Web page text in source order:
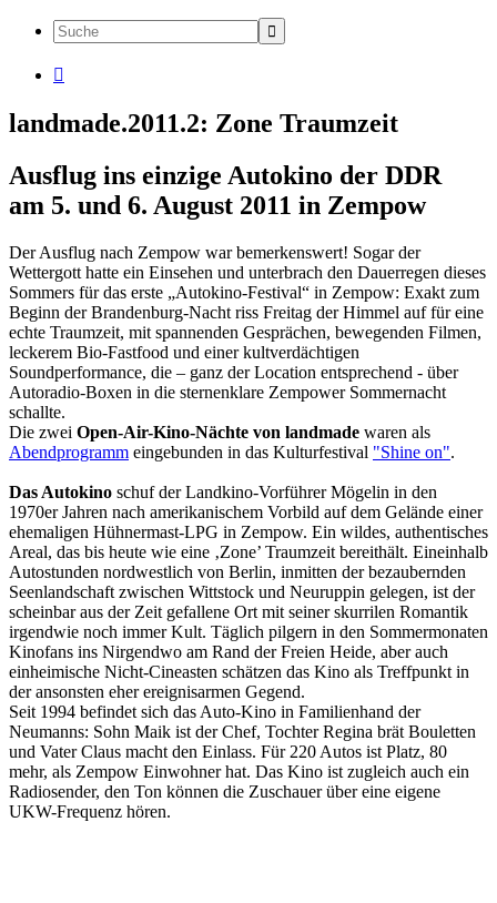

landmade.2011.2: Zone Traumzeit
Ausflug ins einzige Autokino der DDR
am 5. und 6. August 2011 in Zempow
Der Ausflug nach Zempow war bemerkenswert! Sogar der
Wettergott hatte ein Einsehen und unterbrach den Dauerregen dieses
Sommers für das erste „Autokino-Festival“ in Zempow: Exakt zum
Beginn der Brandenburg-Nacht riss Freitag der Himmel auf für eine
echte Traumzeit, mit spannenden Gesprächen, bewegenden Filmen,
leckerem Bio-Fastfood und einer kultverdächtigen
Soundperformance, die – ganz der Location entsprechend - über
Autoradio-Boxen in die sternenklare Zempower Sommernacht
schallte.
Die zwei Open-Air-Kino-Nächte von landmade waren als
Abendprogramm eingebunden in das Kulturfestival "Shine on".
Das Autokino schuf der Landkino-Vorführer Mögelin in den
1970er Jahren nach amerika­nischem Vorbild auf dem Gelände einer
ehemaligen Hühnermast-LPG in Zempow. Ein wildes, authentisches
Areal, das bis heute wie eine ‚Zone’ Traumzeit bereithält. Eineinhalb
Autostunden nordwestlich von Berlin, inmitten der bezaubernden
Seenlandschaft zwischen Wittstock und Neuruppin gelegen, ist der
scheinbar aus der Zeit gefallene Ort mit seiner skurrilen Romantik
irgendwie noch immer Kult. Täglich pilgern in den Sommermonaten
Kinofans ins Nirgendwo am Rand der Freien Heide, aber auch
einheimische Nicht-Cineasten schätzen das Kino als Treffpunkt in
der ansonsten eher ereignisarmen Gegend.
Seit 1994 befindet sich das Auto-Kino in Familienhand der
Neumanns: Sohn Maik ist der Chef, Tochter Regina brät Bouletten
und Vater Claus macht den Einlass. Für 220 Autos ist Platz, 80
mehr, als Zempow Einwohner hat. Das Kino ist zugleich auch ein
Radiosender, den Ton können die Zuschauer über eine eigene
UKW-Frequenz hören.